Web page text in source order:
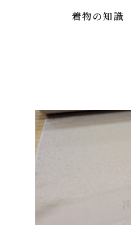
着物の知識